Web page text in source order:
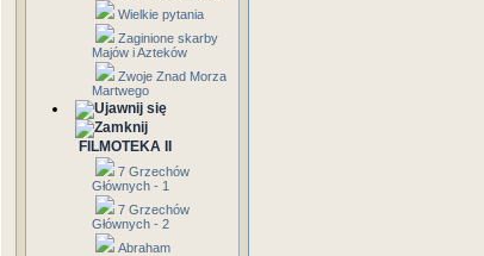
Wielkie pytania
Zaginione skarby
Majów i Azteków
Zwoje Znad Morza
Martwego
FILMOTEKA II
7 Grzechów
Głównych - 1
7 Grzechów
Głównych - 2
Abraham